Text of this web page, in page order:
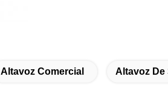
Altavoz Comercial Altavoz De